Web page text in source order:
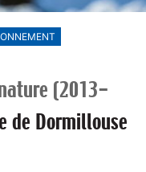
(2013-
de Dormillouse